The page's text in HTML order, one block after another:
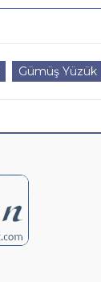
Gümüş Yüzük